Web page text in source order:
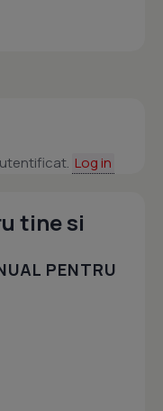
Log in
tine si
PENTRU